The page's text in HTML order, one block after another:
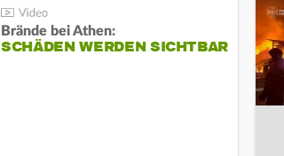
Brände bei Athen:
SCHÄDEN WERDEN SICHTBAR